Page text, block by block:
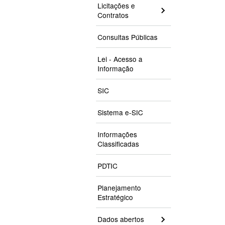
Licitações e
Contratos
Consultas Públicas
Lei - Acesso a
Informação
SIC
Sistema e-SIC
Informações
Classificadas
PDTIC
Planejamento
Estratégico
Dados abertos